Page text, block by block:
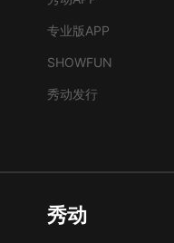
专业版APP
SHOWFUN
秀动发行
秀动